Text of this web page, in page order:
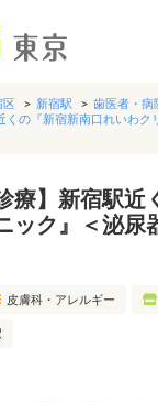
区 新宿駅 歯医者・病
くの『新宿新南口れいわ
療】新宿駅
ック』＜泌尿
皮膚科・アレルギー